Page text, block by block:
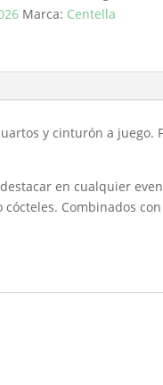
Marca: Centella
y cinturón a
en cualquier
Combinados